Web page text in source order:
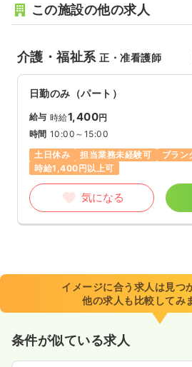
この施設の他の求人
介護・福祉系正・准看護師
日勤のみ（パート）
給与 時給1,400円
時間 10:00～15:00
土日休み
担当業務未経験可 ブラン
時給1,400円以上可
気になる
イメージに合う求人は見つ
他の求人も比較してみ
条件が似ている求人